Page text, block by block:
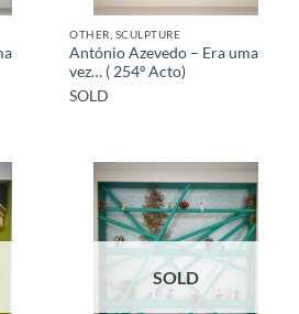
OTHER, SCULPTURE
António Azevedo – Era uma
vez… ( 254º Acto)
SOLD
SOLD